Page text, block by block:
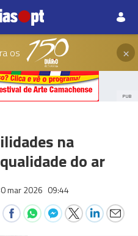
os ×
PUB
na
do ar
mar 2026 09:44